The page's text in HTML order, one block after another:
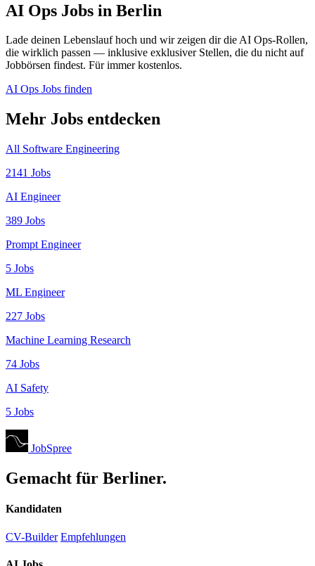
AI Ops Jobs in Berlin
Lade deinen Lebenslauf hoch und wir zeigen dir die AI Ops-Rollen,
die wirklich passen — inklusive exklusiver Stellen, die du nicht auf
Jobbörsen findest. Für immer kostenlos.
AI Ops Jobs finden
Mehr Jobs entdecken
All Software Engineering
2141 Jobs
AI Engineer
389 Jobs
Prompt Engineer
5 Jobs
ML Engineer
227 Jobs
Machine Learning Research
74 Jobs
AI Safety
5 Jobs
JobSpree
Gemacht für Berliner.
Kandidaten
CV-Builder Empfehlungen